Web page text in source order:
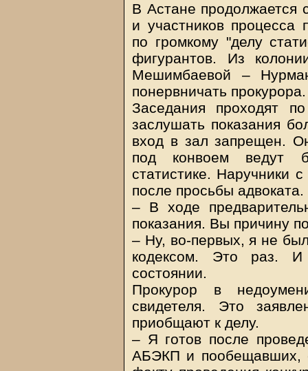
В Астане
и участников процесса
по громкому "делу
фигурантов. Из
Мешимбаевой –
понервничать прокурора.
Заседания проходят
заслушать показания
вход в зал запрещен.
под конвоем ведут
статистике. Наручники
после просьбы адвоката.
– В ходе
показания. Вы причину
– Ну, во-первых, я не
кодексом. Это раз.
состоянии.
Прокурор в
свидетеля. Это
приобщают к делу.
– Я готов после
АБЭКП и пообещавших,